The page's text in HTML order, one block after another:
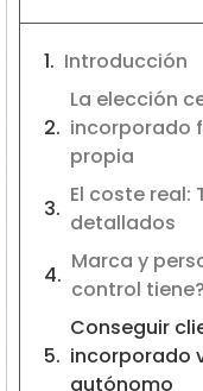
Introducción
La elección
incorporado
propia
El coste real:
detallados
Marca y
control tiene?
Conseguir
incorporado
autónomo